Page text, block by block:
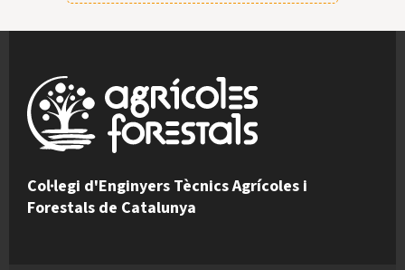
Col·legi d'Enginyers Tècnics Agrícoles i
Forestals de Catalunya